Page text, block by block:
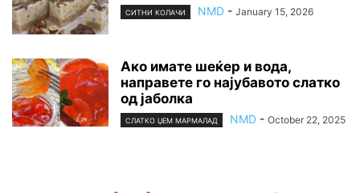
СИТНИ КОЛАЧИ NMD - January 15, 2026
Ако имате шеќер и вода,
направете го најубавото слатко
од јаболка
СЛАТКО ЏЕМ МАРМАЛАД NMD - October 22, 2025